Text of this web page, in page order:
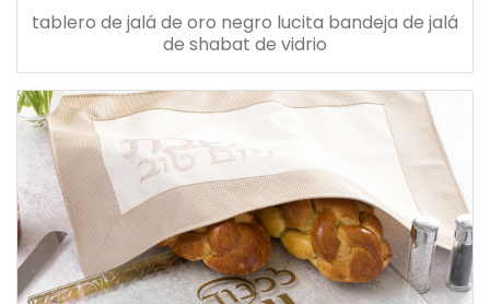
tablero de jalá de oro negro lucita bandeja de jalá
de shabat de vidrio